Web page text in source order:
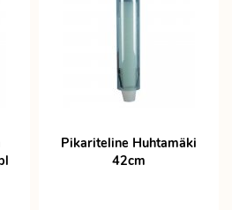
Pikariteline Huhtamäki
42cm